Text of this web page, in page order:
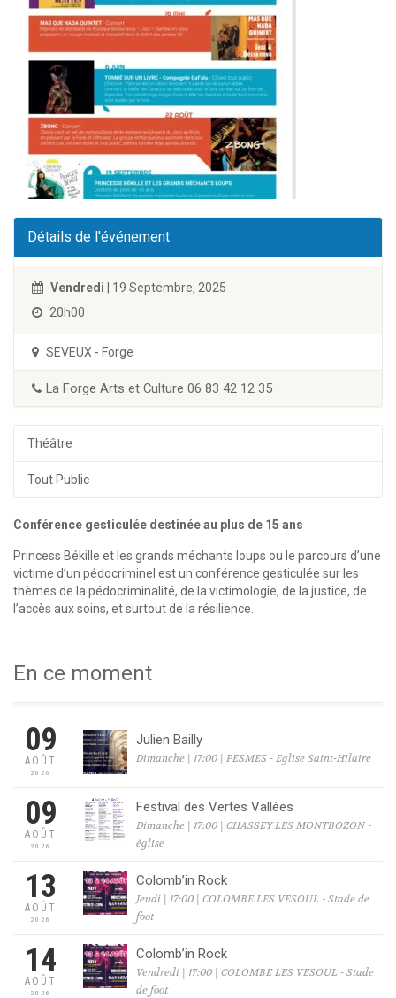
Détails de l'événement
Vendredi | 19 Septembre, 2025
20h00
SEVEUX - Forge
La Forge Arts et Culture 06 83 42 12 35
Théâtre
Tout Public
Conférence gesticulée destinée au plus de 15 ans
Princess Békille et les grands méchants loups ou le parcours d’une
victime d’un pédocriminel est un conférence gesticulée sur les
thèmes de la pédocriminalité, de la victimologie, de la justice, de
l’accès aux soins, et surtout de la résilience.
En ce moment
09
AOÛT
2026
Julien Bailly
Dimanche | 17:00 | PESMES - Eglise Saint-Hilaire
09
AOÛT
2026
Festival des Vertes Vallées
Dimanche | 17:00 | CHASSEY LES MONTBOZON -
église
13
AOÛT
2026
Colomb’in Rock
Jeudi | 17:00 | COLOMBE LES VESOUL - Stade de
foot
14
AOÛT
2026
Colomb’in Rock
Vendredi | 17:00 | COLOMBE LES VESOUL - Stade
de foot